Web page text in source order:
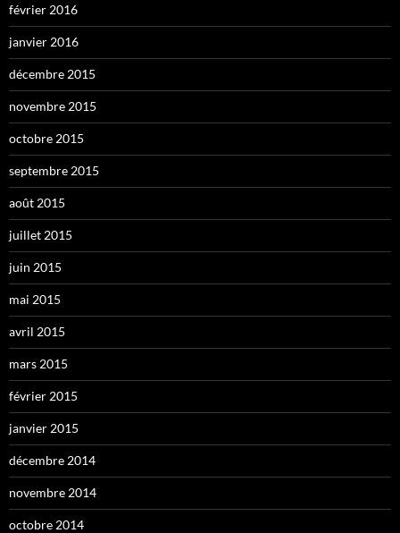
février 2016
janvier 2016
décembre 2015
novembre 2015
octobre 2015
septembre 2015
août 2015
juillet 2015
juin 2015
mai 2015
avril 2015
mars 2015
février 2015
janvier 2015
décembre 2014
novembre 2014
octobre 2014